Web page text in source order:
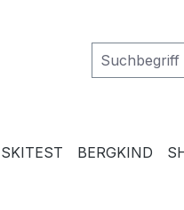
SKITEST BERGKIND